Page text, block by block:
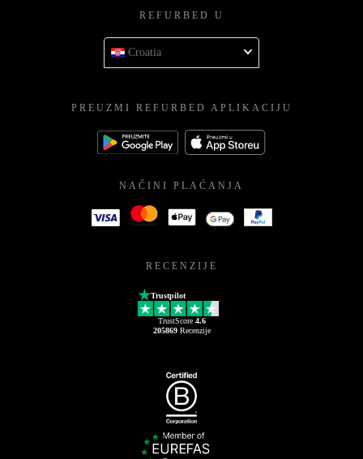
REFURBED U
Croatia
PREUZMI REFURBED APLIKACIJU
NAČINI PLAĆANJA
RECENZIJE
Trustpilot
TrustScore 4.6
205869Recenzije